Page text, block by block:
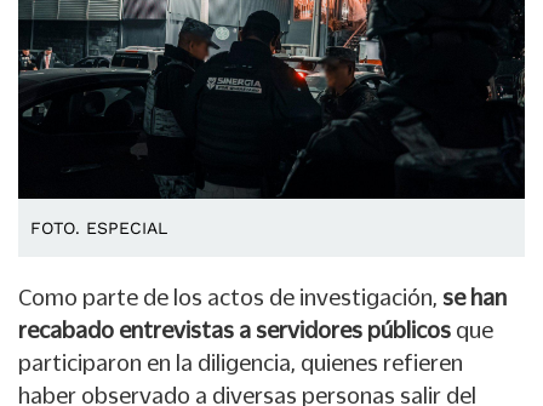
FOTO. ESPECIAL
Como parte de los actos de investigación, se han
recabado entrevistas a servidores públicos que
participaron en la diligencia, quienes refieren
haber observado a diversas personas salir del